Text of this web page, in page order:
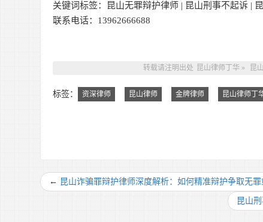
关键词标签：昆山无罪辩护律师 | 昆山刑事不起诉 |
联系电话：13962666688
转载请注明出处 昆山律师丁华 » 昆
标签： 资深律师 昆山律师 金牌律师 昆山律师丁
← 昆山诈骗罪辩护律师深度解析：如何精准辩护争取无罪
昆山